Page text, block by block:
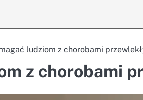
ludziom z chorobami
z chorobami